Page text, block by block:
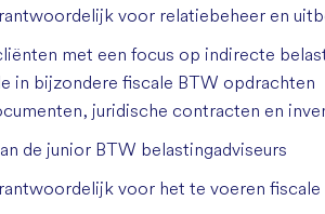
voor relatiebeheer en
met een focus op indirecte
in bijzondere fiscale BTW opdrachten
juridische contracten en
de junior BTW belastingadviseurs
voor het te voeren